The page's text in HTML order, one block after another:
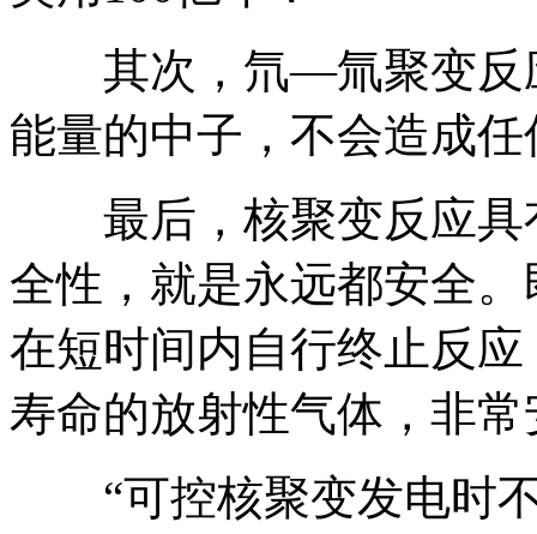
其次，氘—氚聚变反
能量的中子，不会造成
最后，核聚变反应具
全性，就是永远都安全
在短时间内自行终止反
寿命的放射性气体，非
“可控核聚变发电时不